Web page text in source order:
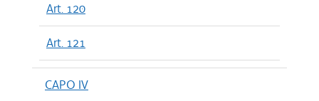
Art. 120
Art. 121
CAPO IV